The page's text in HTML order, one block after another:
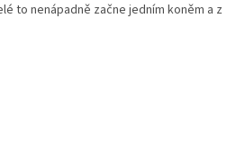
to nenápadně začne jedním koněm a z